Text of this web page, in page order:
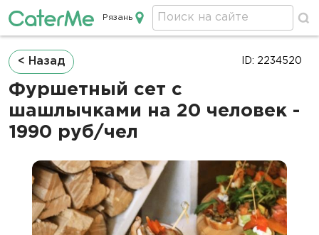
Кейтеринг в Рязани
Рязань
Строка
навигации
< Назад
Фуршетный сет с
шашлычками на 20 человек -
1990 руб/чел
ID: 2234520